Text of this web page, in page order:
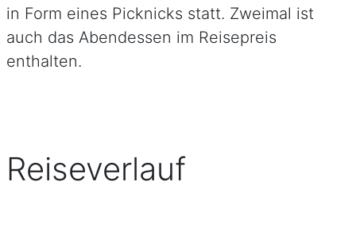
in Form eines Picknicks statt. Zweimal ist
auch das Abendessen im Reisepreis
enthalten.
Reiseverlauf